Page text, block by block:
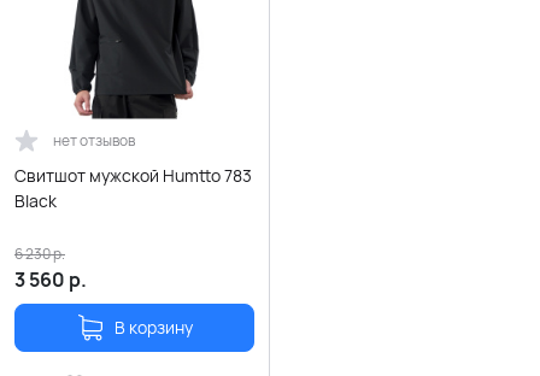
нет отзывов
Свитшот мужской Humtto 783
Black
3 560 р.
6 230р.
В корзину